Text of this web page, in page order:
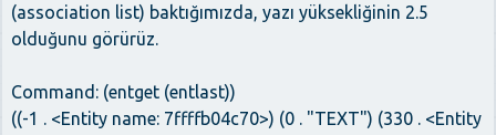
(association list) baktığımızda, yazı yüksekliğinin 2.5
olduğunu görürüz.
Command: (entget (entlast))
((-1 . <Entity name: 7ffffb04c70>) (0 . "TEXT") (330 . <Entity